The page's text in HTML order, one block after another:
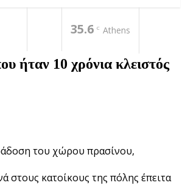
35.6 C Athens
ήταν 10 χρόνια κλειστός
του χώρου πρασίνου,
στους κατοίκους της πόλης έπειτα